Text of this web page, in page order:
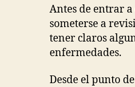
Antes de entrar
someterse a
tener claros
enfermedades.
Desde el punto